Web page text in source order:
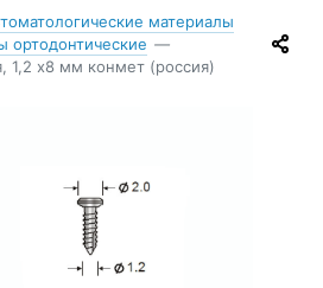
материалы
ортодонтические —
1,2 x8 мм конмет (россия)